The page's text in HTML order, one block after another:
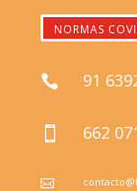
NORMAS
 91
 662
